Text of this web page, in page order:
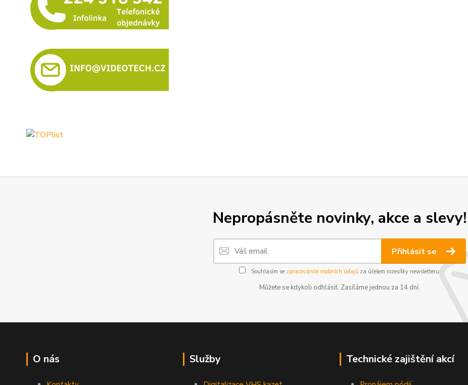
Nepropásněte novinky, akce a slevy!
Přihlásit se
Souhlasím se zpracováním osobních údajůza účelem rozesílky newsletteru.
Můžete se kdykoli odhlásit. Zasíláme jednou za 14 dní.
O nás Služby Technické zajištění akcí